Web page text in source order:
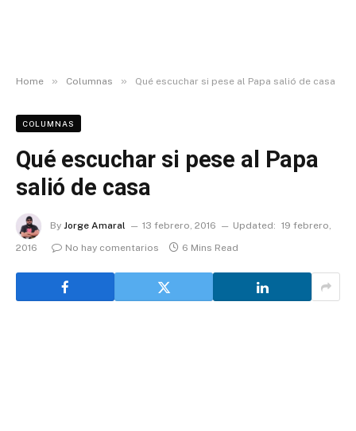
Home » Columnas » Qué escuchar si pese al Papa salió de casa
COLUMNAS
Qué escuchar si pese al Papa
salió de casa
By Jorge Amaral 13 febrero, 2016 Updated: 19 febrero,
2016
No hay comentarios 6 Mins Read